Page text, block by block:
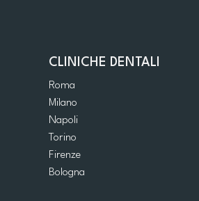
CLINICHE DENTALI
Roma
Milano
Napoli
Torino
Firenze
Bologna